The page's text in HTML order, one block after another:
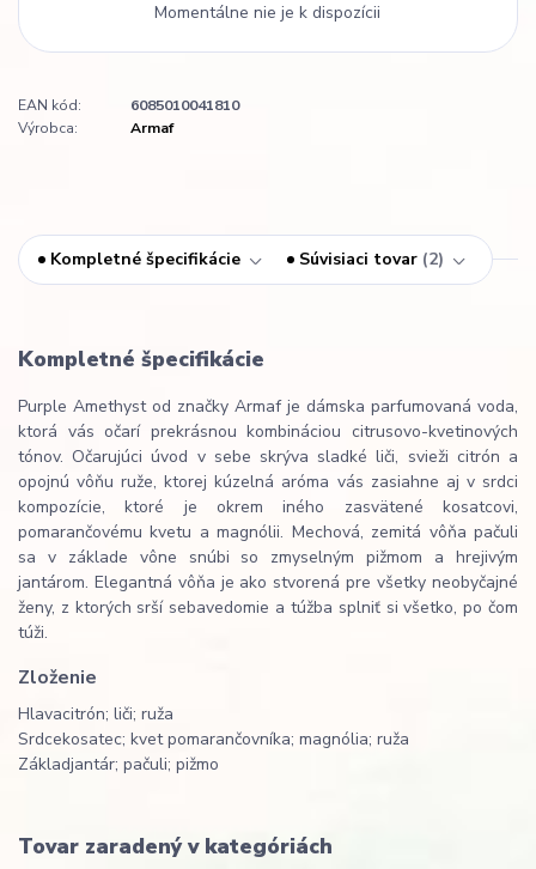
Momentálne nie je k dispozícii
EAN kód:
6085010041810
Výrobca:
Armaf
Kompletné špecifikácie Súvisiaci tovar 2
Kompletné špecifikácie
Purple Amethyst od značky Armaf je dámska parfumovaná voda,
ktorá vás očarí prekrásnou kombináciou citrusovo-kvetinových
tónov. Očarujúci úvod v sebe skrýva sladké liči, svieži citrón a
opojnú vôňu ruže, ktorej kúzelná aróma vás zasiahne aj v srdci
kompozície, ktoré je okrem iného zasvätené kosatcovi,
pomarančovému kvetu a magnólii. Mechová, zemitá vôňa pačuli
sa v základe vône snúbi so zmyselným pižmom a hrejivým
jantárom. Elegantná vôňa je ako stvorená pre všetky neobyčajné
ženy, z ktorých srší sebavedomie a túžba splniť si všetko, po čom
túži.
Zloženie
Hlavacitrón; liči; ruža
Srdcekosatec; kvet pomarančovníka; magnólia; ruža
Základjantár; pačuli; pižmo
Tovar zaradený v kategóriách